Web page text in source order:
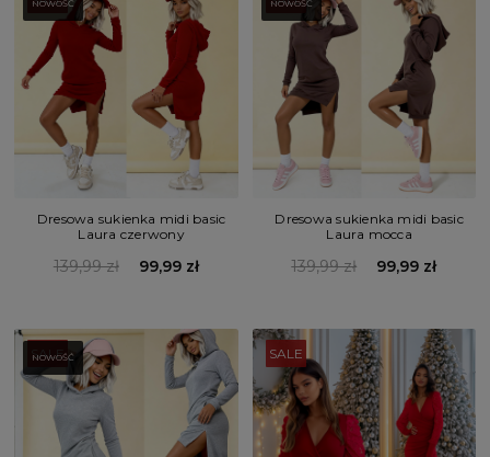
NOWOŚĆ
Dresowa sukienka midi basic
Laura czerwony
139,99 zł 99,99 zł
NOWOŚĆ
Dresowa sukienka midi basic
Laura mocca
139,99 zł 99,99 zł
SALE
NOWOŚĆ SALE